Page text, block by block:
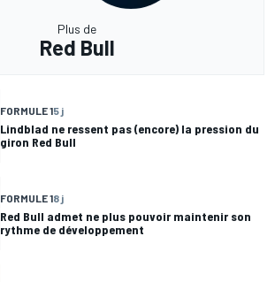
Plus de
Red Bull
FORMULE 15 j
Lindblad ne ressent pas (encore) la pression du
giron Red Bull
FORMULE 18 j
Red Bull admet ne plus pouvoir maintenir son
rythme de développement